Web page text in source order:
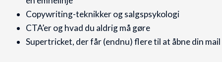
Copywriting-teknikker og salgspsykologi
CTA’er og hvad du aldrig må gøre
Supertricket, der får (endnu) flere til at åbne din mail